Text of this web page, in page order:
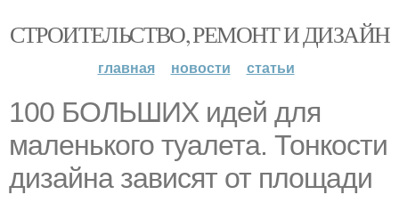
СТРОИТЕЛЬСТВО, РЕМОНТ И ДИЗАЙН
главная новости статьи
100 БОЛЬШИХ идей для
маленького туалета. Тонкости
дизайна зависят от площади